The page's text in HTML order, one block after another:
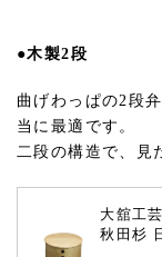
●木製2段
曲げわっぱの2段
当に最適です。
二段の構造で、見
大舘工
秋田杉